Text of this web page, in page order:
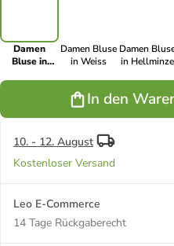
Damen
Bluse in
Damen Bluse
in Weiss
Damen
in Hellminze
In den
10. - 12. August
Kostenloser Versand
Leo E-Commerce
14 Tage Rückgaberecht